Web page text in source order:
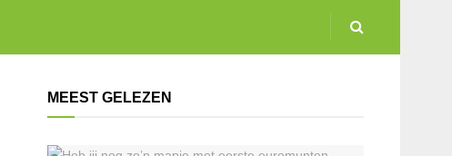
MEEST GELEZEN